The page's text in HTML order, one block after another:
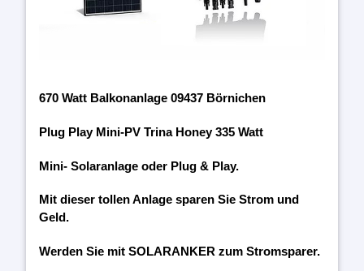
670 Watt Balkonanlage 09437 Börnichen
Plug Play Mini-PV Trina Honey 335 Watt
Mini- Solaranlage oder Plug & Play.
Mit dieser tollen Anlage sparen Sie Strom und
Geld.
Werden Sie mit SOLARANKER zum Stromsparer.